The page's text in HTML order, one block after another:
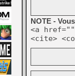
NOTE -
<a
<cite>